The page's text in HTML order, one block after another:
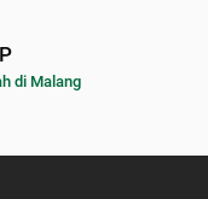
di Malang